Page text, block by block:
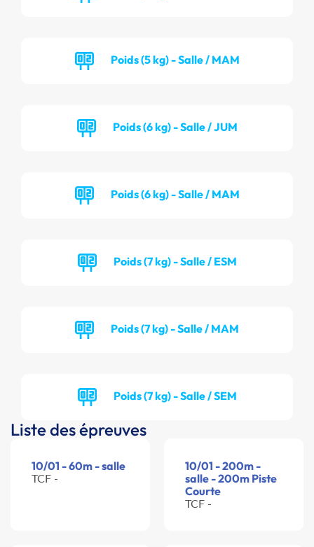
Poids (5 kg) - Salle / MAM
Poids (6 kg) - Salle / JUM
Poids (6 kg) - Salle / MAM
Poids (7 kg) - Salle / ESM
Poids (7 kg) - Salle / MAM
Poids (7 kg) - Salle / SEM
Liste des épreuves
10/01 - 60m - salle
TCF -
10/01 - 200m -
salle - 200m Piste
Courte
TCF -